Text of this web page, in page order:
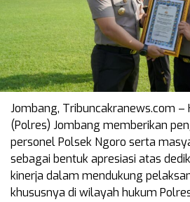
Jombang, Tribuncakranews.com –
(Polres) Jombang memberikan
personel Polsek Ngoro serta
sebagai bentuk apresiasi atas
kinerja dalam mendukung
khususnya di wilayah hukum